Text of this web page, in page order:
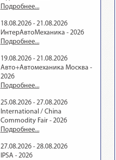
Подробнее...
18.08.2026 - 21.08.2026
ИнтерАвтоМеханика - 2026
Подробнее...
19.08.2026 - 21.08.2026
Авто+Автомеханика Москва -
2026
Подробнее...
25.08.2026 - 27.08.2026
International / China
Commodity Fair - 2026
Подробнее...
27.08.2026 - 28.08.2026
IPSA - 2026